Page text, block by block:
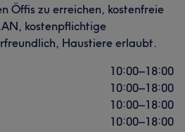
Öffis zu erreichen, kostenfreie
kostenpflichtige
Haustiere erlaubt.
10:00–18:00
10:00–18:00
10:00–18:00
10:00–18:00